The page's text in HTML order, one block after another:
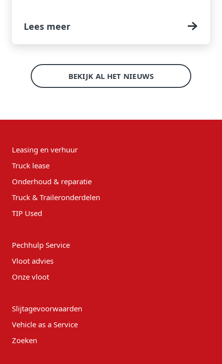
vormt een belangrijke internationale erkenning
voor de ontwikkeling en groei die TIP Benelux in
Lees meer
BEKIJK AL HET NIEUWS
Leasing en verhuur
Truck lease
Onderhoud & reparatie
Truck & Traileronderdelen
TIP Used
Pechhulp Service
Vloot advies
Onze vloot
Slijtagevoorwaarden
Vehicle as a Service
Zoeken